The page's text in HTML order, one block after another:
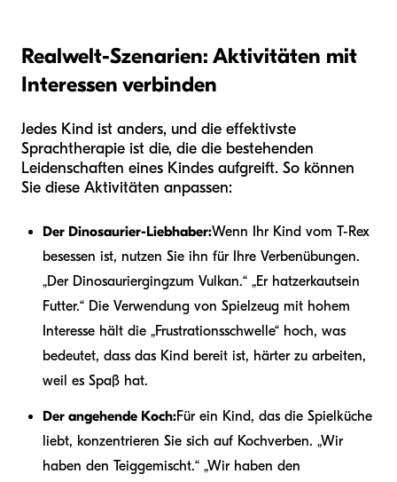
Realwelt-Szenarien: Aktivitäten mit
Interessen verbinden
Jedes Kind ist anders, und die effektivste
Sprachtherapie ist die, die die bestehenden
Leidenschaften eines Kindes aufgreift. So können
Sie diese Aktivitäten anpassen:
Der Dinosaurier-Liebhaber:Wenn Ihr Kind vom T-Rex
besessen ist, nutzen Sie ihn für Ihre Verbenübungen.
„Der Dinosauriergingzum Vulkan.“ „Er hatzerkautsein
Futter.“ Die Verwendung von Spielzeug mit hohem
Interesse hält die „Frustrationsschwelle“ hoch, was
bedeutet, dass das Kind bereit ist, härter zu arbeiten,
weil es Spaß hat.
Der angehende Koch:Für ein Kind, das die Spielküche
liebt, konzentrieren Sie sich auf Kochverben. „Wir
haben den Teiggemischt.“ „Wir haben den